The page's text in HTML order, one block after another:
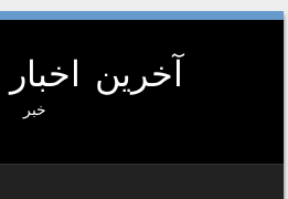
آخرین
خبر